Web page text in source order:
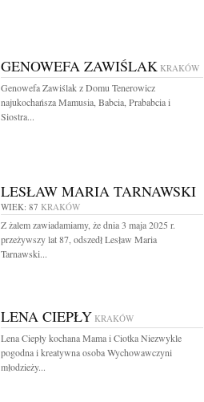
GENOWEFA ZAWIŚLAK KRAKÓW
Genowefa Zawiślak z Domu Tenerowicz
najukochańsza Mamusia, Babcia, Prababcia i
Siostra...
LESŁAW MARIA TARNAWSKI
WIEK: 87 KRAKÓW
Z żalem zawiadamiamy, że dnia 3 maja 2025 r.
przeżywszy lat 87, odszedł Lesław Maria
Tarnawski...
LENA CIEPŁY KRAKÓW
Lena Ciepły kochana Mama i Ciotka Niezwykle
pogodna i kreatywna osoba Wychowawczyni
młodzieży...